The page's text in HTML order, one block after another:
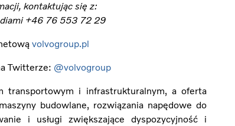
kontaktując się z:
+46 76 553 72 29
volvogroup.pl
Twitterze: @volvogroup
transportowym i infrastrukturalnym, a oferta
budowlane, rozwiązania napędowe do
i usługi zwiększające dyspozycyjność i